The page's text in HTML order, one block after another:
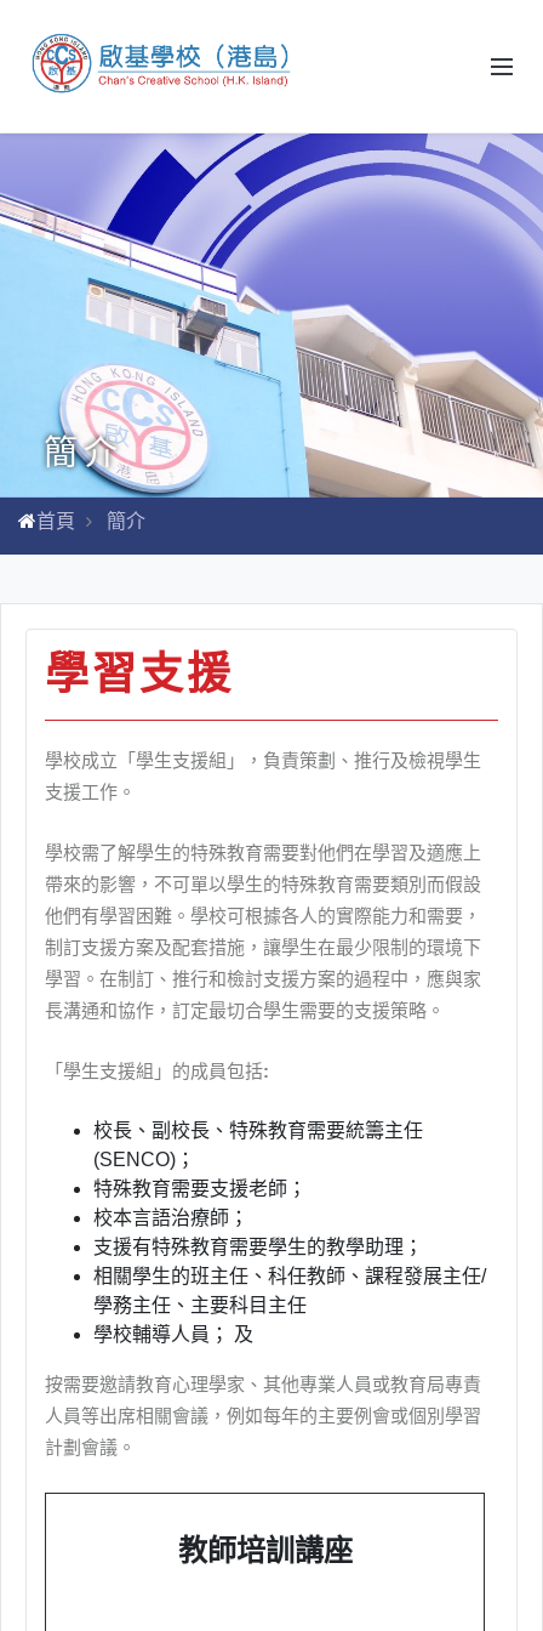
簡介
首頁 簡介
學習支援
學校成立「學生支援組」，負責策劃、推行及檢視學生
支援工作。
學校需了解學生的特殊教育需要對他們在學習及適應上
帶來的影響，不可單以學生的特殊教育需要類別而假設
他們有學習困難。學校可根據各人的實際能力和需要，
制訂支援方案及配套措施，讓學生在最少限制的環境下
學習。在制訂、推行和檢討支援方案的過程中，應與家
長溝通和協作，訂定最切合學生需要的支援策略。
「學生支援組」的成員包括:
校長、副校長、特殊教育需要統籌主任
(SENCO) ；
特殊教育需要支援老師；
校本言語治療師；
支援有特殊教育需要學生的教學助理；
相關學生的班主任、科任教師、課程發展主任/
學務主任、主要科目主任
學校輔導人員； 及
按需要邀請教育心理學家、其他專業人員或教育局專責
人員等出席相關會議，例如每年的主要例會或個別學習
計劃會議。
教師培訓講座